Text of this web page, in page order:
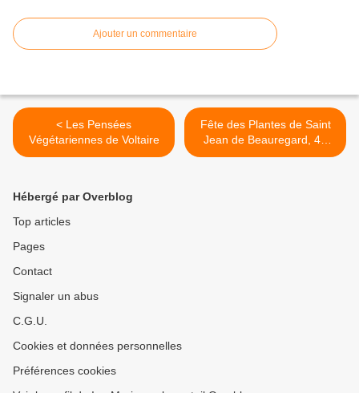
Ajouter un commentaire
< Les Pensées
Végétariennes de Voltaire
Fête des Plantes de Saint
Jean de Beauregard, 40
ans de Passion, édition
Hébergé par Overblog
Top articles
Pages
Contact
Signaler un abus
C.G.U.
Cookies et données personnelles
Préférences cookies